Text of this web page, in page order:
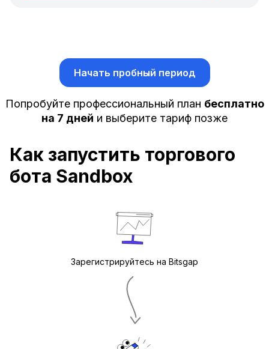
Начать пробный период
Попробуйте профессиональный план бесплатно
на 7 дней и выберите тариф позже
Как запустить торгового
бота Sandbox
Зарегистрируйтесь на Bitsgap